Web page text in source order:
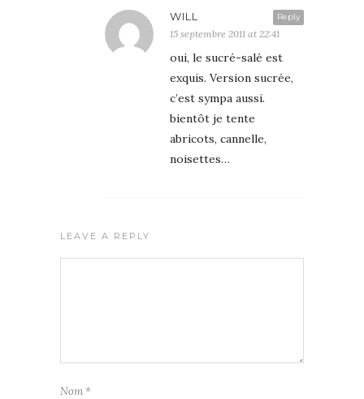
Reply
WILL
15 septembre 2011 at 22:41
oui, le sucré-salé est
exquis. Version sucrée,
c’est sympa aussi.
bientôt je tente
abricots, cannelle,
noisettes…
LEAVE A REPLY
Nom *